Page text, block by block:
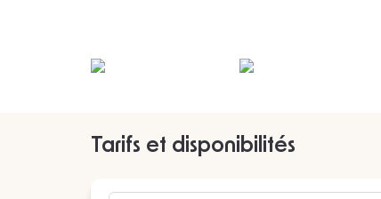
Tarifs et disponibilités